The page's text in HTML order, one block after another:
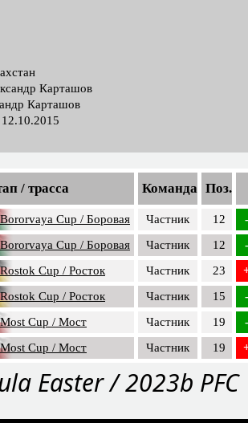
Карташов
Карташов
/ трасса Команда Поз.
Bororvaya Cup / Боровая Частник 12
Bororvaya Cup / Боровая Частник 12
Rostok Cup / Росток Частник 23
Rostok Cup / Росток Частник 15
Most Cup / Мост Частник 19
Most Cup / Мост Частник 19
Easter / 2023b PFC